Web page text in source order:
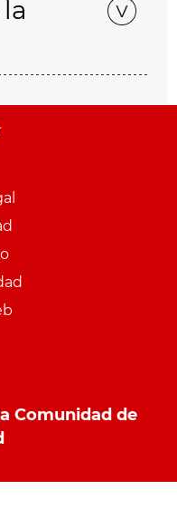
Comunidad de